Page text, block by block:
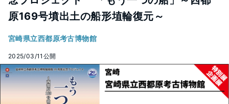
原169号墳出土の船形埴輪復元～
宮崎県立西都原考古博物館
2025/03/11 公開